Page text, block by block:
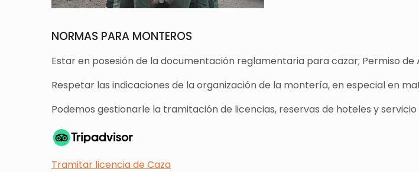
NORMAS PARA MONTEROS
Estar en posesión de la documentación reglamentaria para cazar; Permiso de
Respetar las indicaciones de la organización de la montería, en especial en
Podemos gestionarle la tramitación de licencias, reservas de hoteles y
Tramitar licencia de Caza